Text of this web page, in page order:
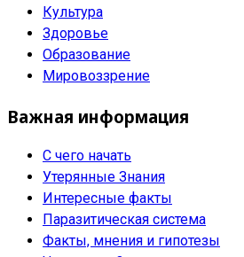
Культура
Здоровье
Образование
Мировоззрение
Важная информация
С чего начать
Утерянные Знания
Интересные факты
Паразитическая система
Факты, мнения и гипотезы